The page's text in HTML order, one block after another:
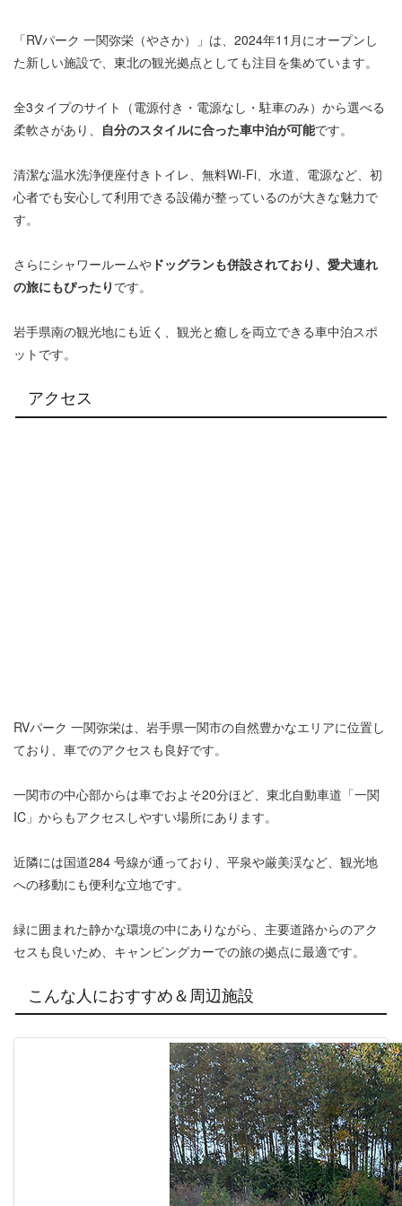
「RVパーク 一関弥栄（やさか）」は、2024年11月にオープンし
た新しい施設で、東北の観光拠点としても注目を集めています。
全3タイプのサイト（電源付き・電源なし・駐車のみ）から選べる
柔軟さがあり、 自分のスタイルに合った車中泊が可能です。
清潔な温水洗浄便座付きトイレ、無料Wi‑Fi、水道、電源など、初
心者でも安心して利用できる設備が整っているのが大きな魅力で
す。
さらにシャワールームや ドッグランも併設されており、愛犬連れ
の旅にもぴったり です。
岩手県南の観光地にも近く、観光と癒しを両立できる車中泊スポ
ットです。
アクセス
RVパーク 一関弥栄は、岩手県一関市の自然豊かなエリアに位置し
ており、車でのアクセスも良好です。
一関市の中心部からは車でおよそ20分ほど、東北自動車道「一関
IC」からもアクセスしやすい場所にあります。
近隣には国道284 号線が通っており、平泉や厳美渓など、観光地
への移動にも便利な立地です。
緑に囲まれた静かな環境の中にありながら、主要道路からのアク
セスも良いため、キャンピングカーでの旅の拠点に最適です。
こんな人におすすめ＆周辺施設